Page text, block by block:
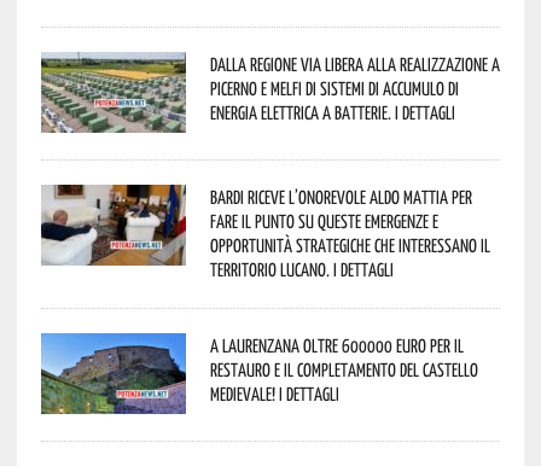
Dalla Regione via libera alla realizzazione a
Picerno e Melfi di sistemi di accumulo di
energia elettrica a batterie. I dettagli
Bardi riceve l’onorevole Aldo Mattia per
fare il punto su queste emergenze e
opportunità strategiche che interessano il
territorio lucano. I dettagli
A Laurenzana oltre 600000 euro per il
restauro e il completamento del Castello
Medievale! I dettagli